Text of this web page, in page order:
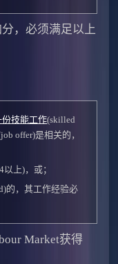
，必须满足以上
份技能工作(skilled
offer)是相关的，
以上)，或；
的，其工作经验必
Market获得